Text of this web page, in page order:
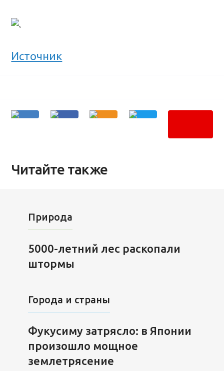
Источник
Читайте также
Природа
5000-летний лес раскопали
штормы
Города и страны
Фукусиму затрясло: в Японии
произошло мощное
землетрясение